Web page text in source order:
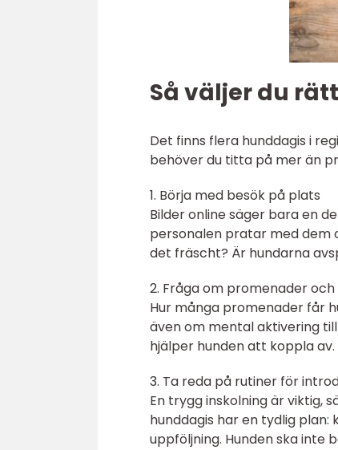
Så väljer du
Det finns flera hunddagis i
behöver du titta på mer än
1. Börja med besök på plats
Bilder online säger bara en
personalen pratar med dem
det fräscht? Är hundarna
2. Fråga om promenader
Hur många promenader får
även om mental aktivering
hjälper hunden att koppla av.
3. Ta reda på rutiner för
En trygg inskolning är viktig,
hunddagis har en tydlig
uppföljning. Hunden ska inte